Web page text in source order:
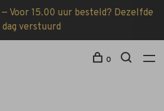
Voor 15.00 uur besteld? Dezelfde
dag verstuurd
0